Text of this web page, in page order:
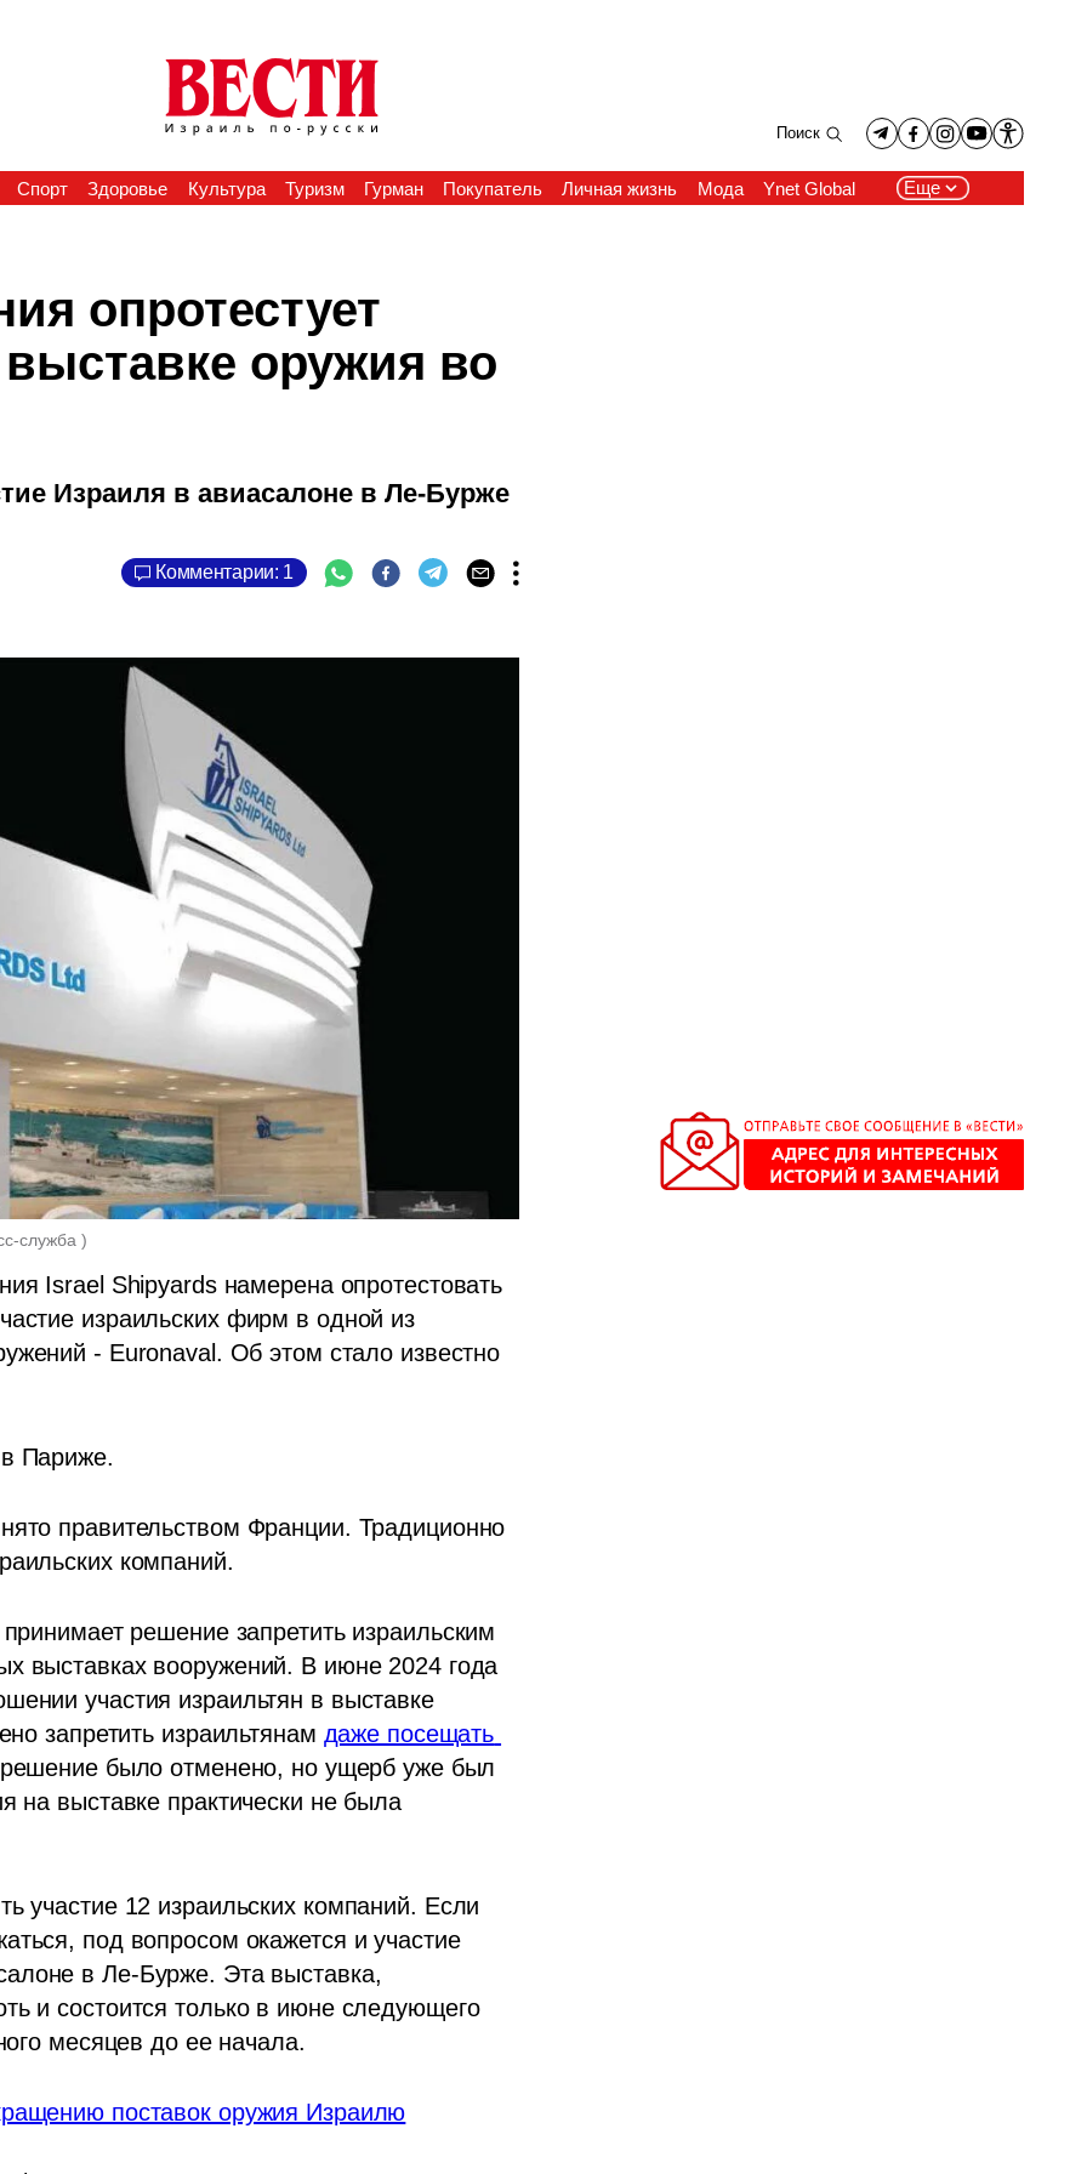
Поиск
Спорт Здоровье Культура Туризм Гурман Покупатель Личная жизнь Мода Ynet Global Еще
опротестует
выставке оружия во
Израиля в авиасалоне в Ле-Бурже
Комментарии: 1
служба )
Israel Shipyards намерена опротестовать
израильских фирм в одной из
- Euronaval. Об этом стало известно
Париже.
правительством Франции. Традиционно
компаний.
решение запретить израильским
выставках вооружений. В июне 2024 года
участия израильтян в выставке
запретить израильтянам даже посещать
было отменено, но ущерб уже был
на выставке практически не была
участие 12 израильских компаний. Если
под вопросом окажется и участие
в Ле-Бурже. Эта выставка,
и состоится только в июне следующего
месяцев до ее начала.
поставок оружия Израилю